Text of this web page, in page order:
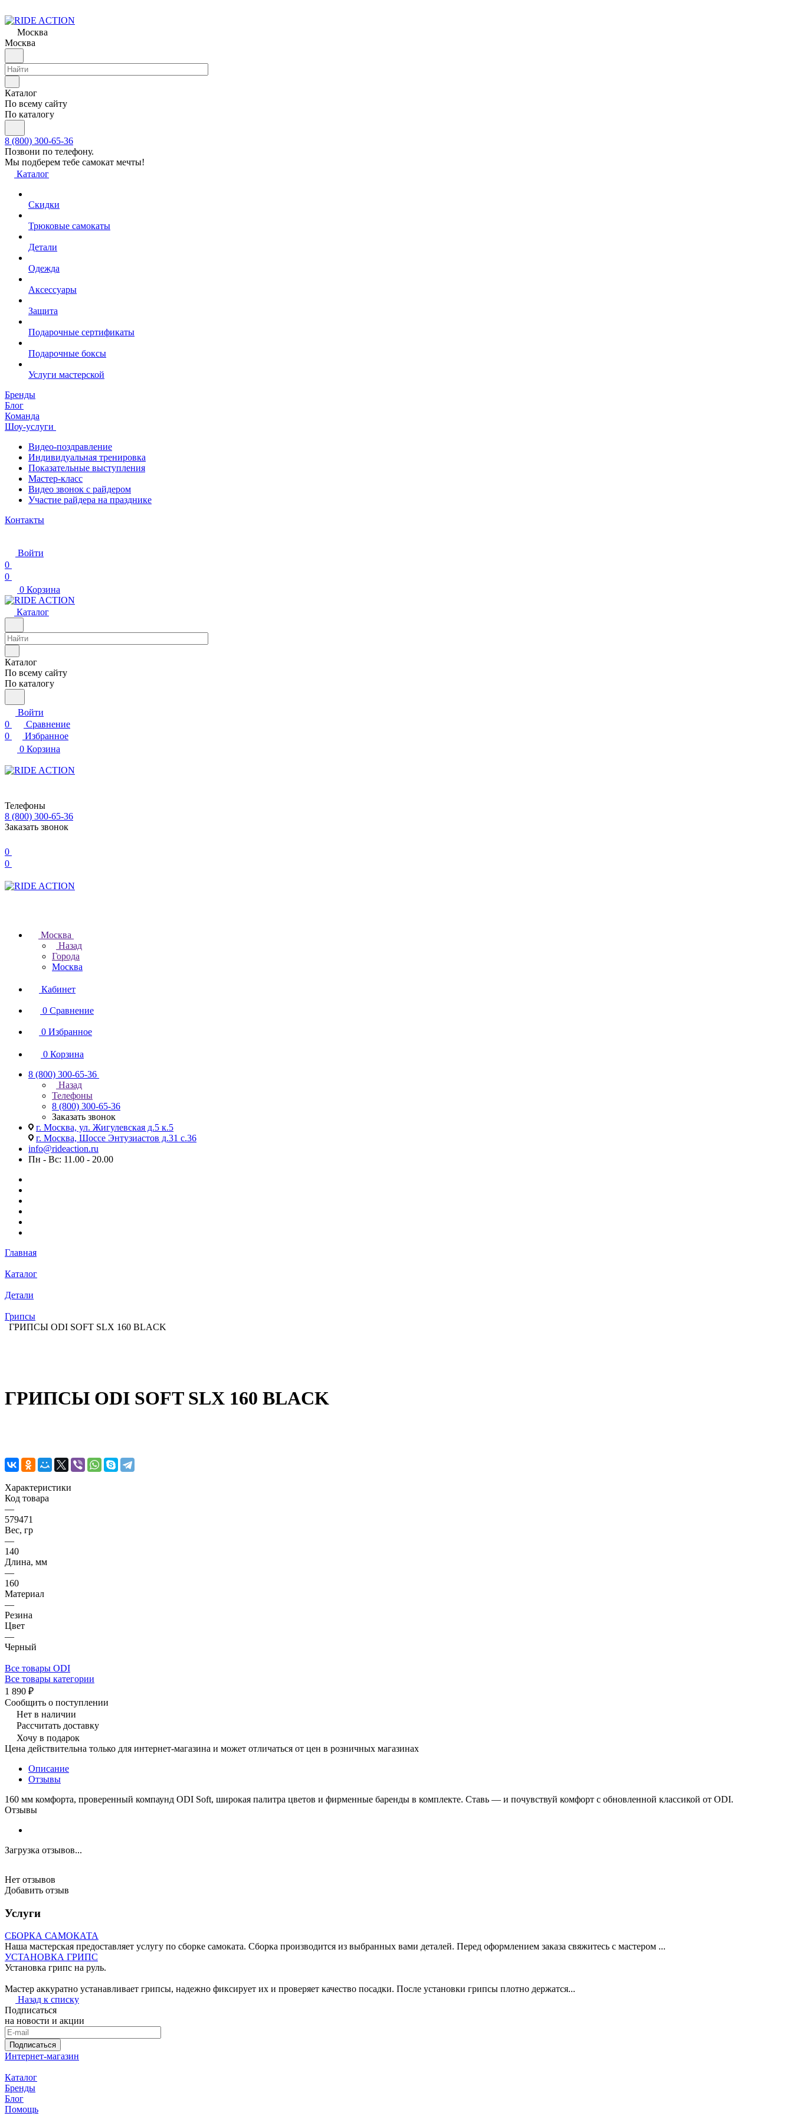
Москва
Москва
Каталог
По всему сайту
По каталогу
8 (800) 300-65-36
Позвони по телефону.
Мы подберем тебе самокат мечты!
Каталог
Скидки
Трюковые самокаты
Детали
Одежда
Аксессуары
Защита
Подарочные сертификаты
Подарочные боксы
Услуги мастерской
Бренды
Блог
Команда
Шоу-услуги
Видео-поздравление
Индивидуальная тренировка
Показательные выступления
Мастер-класс
Видео звонок с райдером
Участие райдера на празднике
Контакты
Войти
0
0
0 Корзина
Каталог
Каталог
По всему сайту
По каталогу
Войти
0
Сравнение
0
Избранное
0 Корзина
Телефоны
8 (800) 300-65-36
Заказать звонок
0
0
Москва
Назад
Города
Москва
Кабинет
0 Сравнение
0 Избранное
0 Корзина
8 (800) 300-65-36
Назад
Телефоны
8 (800) 300-65-36
Заказать звонок
г. Москва, ул. Жигулевская д.5 к.5
г. Москва, Шоссе Энтузиастов д.31 с.36
info@rideaction.ru
Пн - Вс: 11.00 - 20.00
Главная
Каталог
Детали
Грипсы
ГРИПСЫ ODI SOFT SLX 160 BLACK
ГРИПСЫ ODI SOFT SLX 160 BLACK
Характеристики
Код товара
—
579471
Вес, гр
—
140
Длина, мм
—
160
Материал
—
Резина
Цвет
—
Черный
Все товары ODI
Все товары категории
1 890 ₽
Сообщить о поступлении
Нет в наличии
Рассчитать доставку
Хочу в подарок
Цена действительна только для интернет-магазина и может отличаться от цен в розничных магазинах
Описание
Отзывы
160 мм комфорта, проверенный компаунд ODI Soft, широкая палитра цветов и фирменные баренды в комплекте. Ставь — и почувствуй комфорт с обновленной классикой от ODI.
Отзывы
Загрузка отзывов...
Нет отзывов
Добавить отзыв
Услуги
СБОРКА САМОКАТА
Наша мастерская предоставляет услугу по сборке самоката. Сборка производится из выбранных вами деталей. Перед оформлением заказа свяжитесь с мастером ...
УСТАНОВКА ГРИПС
Установка грипс на руль.
Мастер аккуратно устанавливает грипсы, надежно фиксирует их и проверяет качество посадки. После установки грипсы плотно держатся...
Назад к списку
Подписаться
на новости и акции
Подписаться
Интернет-магазин
Каталог
Бренды
Блог
Помощь